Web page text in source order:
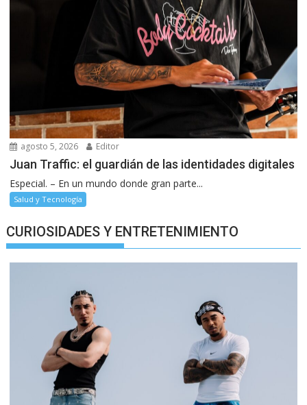
agosto 5, 2026 Editor
Juan Traffic: el guardián de las identidades digitales
Especial. – En un mundo donde gran parte...
Salud y Tecnología
CURIOSIDADES Y ENTRETENIMIENTO